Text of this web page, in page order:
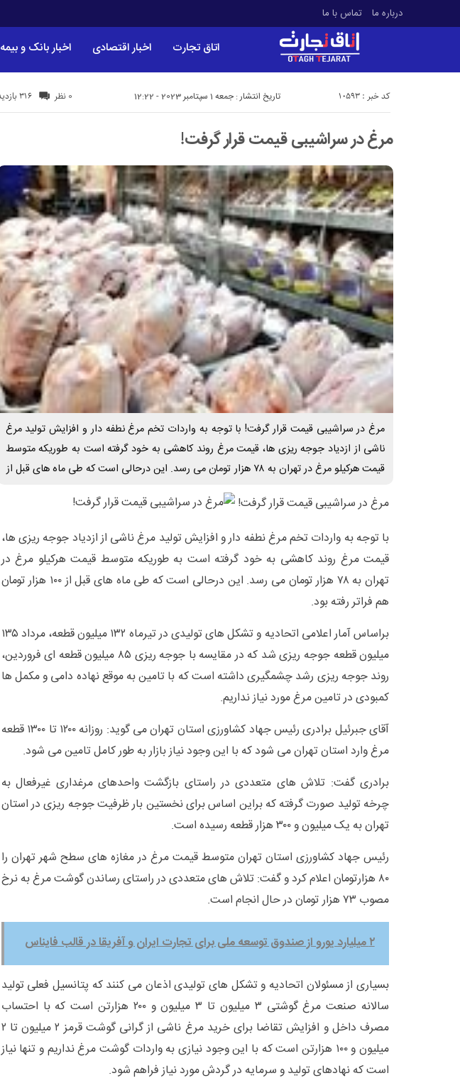
درباره ما تماس با ما
اتاق تجارت اخبار اقتصادی اخبار بانک و بیمه
تاریخ انتشار : جمعه 1 سپتامبر 2023 - 12:22 316 بازدید کد خبر : 10593 0 نظر
مرغ در سراشیبی قیمت قرار گرفت!
مرغ در سراشیبی قیمت قرار گرفت! با توجه به واردات تخم مرغ نطفه دار و افزایش تولید مرغ
ناشی از ازدیاد جوجه ریزی ها، قیمت مرغ روند کاهشی به خود گرفته است به طوریکه متوسط
قیمت هرکیلو مرغ در تهران به ۷۸ هزار تومان می رسد. این درحالی است که طی ماه های قبل از
مرغ در سراشیبی قیمت قرار گرفت!
با توجه به واردات تخم مرغ نطفه دار و افزایش تولید مرغ ناشی از ازدیاد جوجه ریزی ها،
قیمت مرغ روند کاهشی به خود گرفته است به طوریکه متوسط قیمت هرکیلو مرغ در
تهران به ۷۸ هزار تومان می رسد. این درحالی است که طی ماه های قبل از ۱۰۰ هزار تومان
هم فراتر رفته بود.
براساس آمار اعلامی اتحادیه و تشکل های تولیدی در تیرماه ۱۳۲ میلیون قطعه، مرداد ۱۳۵
میلیون قطعه جوجه ریزی شد که در مقایسه با جوجه ریزی ۸۵ میلیون قطعه ای فروردین،
روند جوجه ریزی رشد چشمگیری داشته است که با تامین به موقع نهاده دامی و مکمل ها
کمبودی در تامین مرغ مورد نیاز نداریم.
آقای جبرئیل برادری رئیس جهاد کشاورزی استان تهران می گوید: روزانه ۱۲۰۰ تا ۱۳۰۰ قطعه
مرغ وارد استان تهران می شود که با این وجود نیاز بازار به طور کامل تامین می شود‌.
برادری گفت: تلاش های متعددی در راستای بازگشت واحدهای مرغداری غیرفعال به
چرخه تولید صورت گرفته که براین اساس برای نخستین بار ظرفیت جوجه ریزی در استان
تهران به یک میلیون و ۳۰۰ هزار قطعه رسیده است.
رئیس جهاد کشاورزی استان تهران متوسط قیمت مرغ در مغازه های سطح شهر تهران را
۸۰ هزارتومان اعلام کرد و گفت: تلاش های متعددی در راستای رساندن گوشت مرغ به نرخ
مصوب ۷۳ هزار تومان در حال انجام است.
۲ میلیارد یورو از صندوق توسعه ملی برای تجارت ایران و آفریقا در قالب فایناس
بسیاری از مسئولان اتحادیه و تشکل های تولیدی اذعان می کنند که پتانسیل فعلی تولید
سالانه صنعت مرغ گوشتی ۳ میلیون تا ۳ میلیون و ۲۰۰ هزارتن است که با احتساب
مصرف داخل و افزایش تقاضا برای خرید مرغ ناشی از گرانی گوشت قرمز ۲ میلیون تا ۲
میلیون و ۱۰۰ هزارتن است که با این وجود نیازی به واردات گوشت مرغ نداریم و تنها نیاز
است که نهادهای تولید و سرمایه در گردش مورد نیاز فراهم شود.